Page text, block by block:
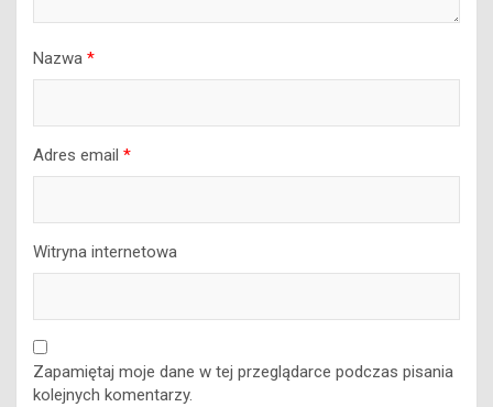
Nazwa *
Adres email *
Witryna internetowa
Zapamiętaj moje dane w tej przeglądarce podczas pisania
kolejnych komentarzy.